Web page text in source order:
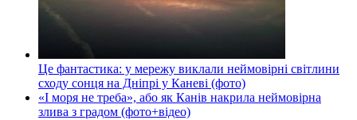
Це фантастика: у мережу виклали неймовірні світлини
сходу сонця на Дніпрі у Каневі (фото)
«І моря не треба», або як Канів накрила неймовірна
злива з градом (фото+відео)